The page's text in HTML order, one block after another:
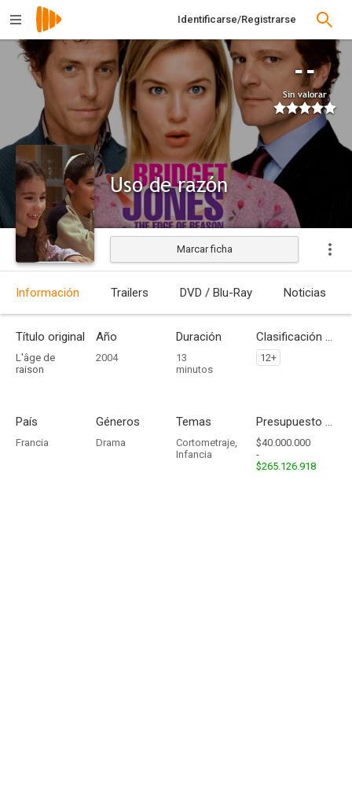
Identificarse/Registrarse
--
Sin valorar
Uso de razón
Estrenada
Marcar ficha
Información Trailers DVD / Blu-Ray Noticias
Título original
L'âge de
raison
Año
2004
Duración
13
minutos
Clasificación por edades
12+
País
Francia
Géneros
Drama
Temas
Cortometraje,
Infancia
Presupuesto - Ingresos
$40.000.000
-
$265.126.918